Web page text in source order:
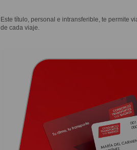
Este título, personal e intransferible, te permite
de cada viaje.